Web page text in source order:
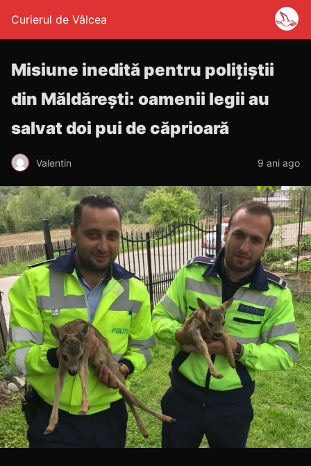
Curierul de Vâlcea
Misiune inedită pentru polițiștii
din Măldărești: oamenii legii au
salvat doi pui de căprioară
Valentin 9 ani ago